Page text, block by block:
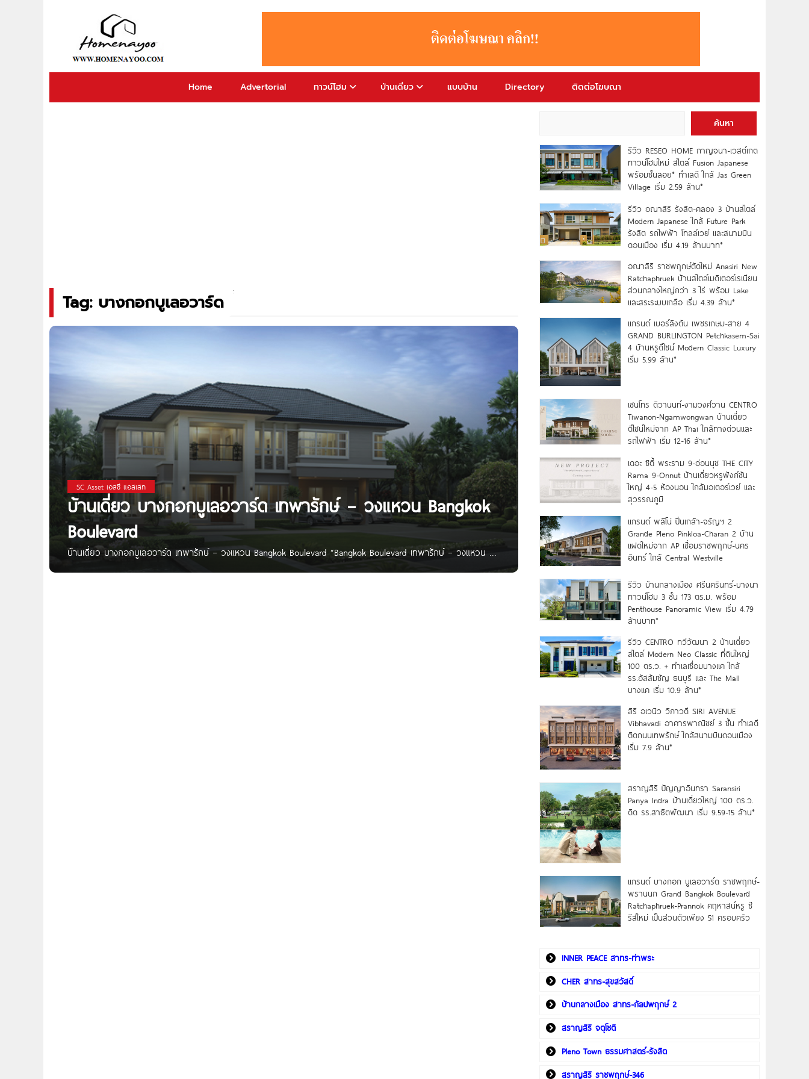
Home Advertorial ทาวน์โฮม บ้านเดี่ยว แบบบ้าน Directory ติดต่อโฆษณา
Tag: บางกอกบูเลอวาร์ด
SC Asset เอสซี แอสเสท
บ้านเดี่ยว บางกอกบูเลอวาร์ด เทพารักษ์ – วงแหวน Bangkok
Boulevard
บ้านเดี่ยว บางกอกบูเลอวาร์ด เทพารักษ์ – วงแหวน Bangkok Boulevard “Bangkok Boulevard เทพารักษ์ – วงแหวน
ค้นหา
รีวิว RESEO HOME กาญจนา-เวสต์เกต
ทาวน์โฮมใหม่ สไตล์ Fusion Japanese
พร้อมชั้นลอย* ทำเลดี ใกล้ Jas Green
Village เริ่ม 2.59 ล้าน*
รีวิว อณาสิริ รังสิต-คลอง 3 บ้านสไตล์
Modern Japanese ใกล้ Future Park
รังสิต รถไฟฟ้า โทลล์เวย์ และสนามบิน
ดอนเมือง เริ่ม 4.19 ล้านบาท*
อณาสิริ ราชพฤกษ์ตัดใหม่ Anasiri New
Ratchaphruek บ้านสไตล์เมดิเตอร์เรเนียน
ส่วนกลางใหญ่กว่า 3 ไร่ พร้อม Lake
และสระระบบเกลือ เริ่ม 4.39 ล้าน*
แกรนด์ เบอร์ลิงตัน เพชรเกษม-สาย 4
GRAND BURLINGTON Petchkasem-Sai
4 บ้านหรูดีไซน์ Modern Classic Luxury
เริ่ม 5.99 ล้าน*
เซนโทร ติวานนท์-งามวงศ์วาน CENTRO
Tiwanon-Ngamwongwan บ้านเดี่ยว
ดีไซน์ใหม่จาก AP Thai ใกล้ทางด่วนและ
รถไฟฟ้า เริ่ม 12-16 ล้าน*
เดอะ ซิตี้ พระราม 9-อ่อนนุช THE CITY
Rama 9-Onnut บ้านเดี่ยวหรูฟังก์ชัน
ใหญ่ 4-5 ห้องนอน ใกล้มอเตอร์เวย์ และ
สุวรรณภูมิ
แกรนด์ พลีโน่ ปิ่นเกล้า-จรัญฯ 2
Grande Pleno Pinkloa-Charan 2 บ้าน
แฝดใหม่จาก AP เชื่อมราชพฤกษ์-นคร
อินทร์ ใกล้ Central Westville
รีวิว บ้านกลางเมือง ศรีนครินทร์-บางนา
ทาวน์โฮม 3 ชั้น 173 ตร.ม. พร้อม
Penthouse Panoramic View เริ่ม 4.79
ล้านบาท*
รีวิว CENTRO ทวีวัฒนา 2 บ้านเดี่ยว
สไตล์ Modern Neo Classic ที่ดินใหญ่
100 ตร.ว. + ทำเลเชื่อมบางแค ใกล้
รร.อัสสัมชัญ ธนบุรี และ The Mall
บางแค เริ่ม 10.9 ล้าน*
สิริ อเวนิว วิภาวดี SIRI AVENUE
Vibhavadi อาคารพาณิชย์ 3 ชั้น ทำเลดี
ติดถนนเทพรักษ์ ใกล้สนามบินดอนเมือง
เริ่ม 7.9 ล้าน*
สราญสิริ ปัญญาอินทรา Saransiri
Panya Indra บ้านเดี่ยวใหญ่ 100 ตร.ว.
ดิด รร.สาธิตพัฒนา เริ่ม 9.59-15 ล้าน*
แกรนด์ บางกอก บูเลอวาร์ด ราชพฤกษ์-
พรานนก Grand Bangkok Boulevard
Ratchaphruek-Prannok คฤหาสน์หรู ซี
รีส์ใหม่ เป็นส่วนตัวเพียง 51 ครอบครัว
INNER PEACE สาทร-ท่าพระ
CHER สาทร-สุขสวัสดิ์
บ้านกลางเมือง สาทร-กัลปพฤกษ์ 2
สราญสิริ จตุโชติ
Pleno Town ธรรมศาสตร์-รังสิต
สราญสิริ ราชพฤกษ์-346